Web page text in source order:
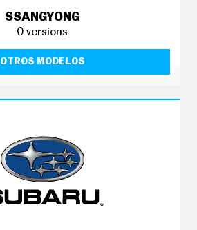
SSANGYONG
0 versions
OTROS MODELOS